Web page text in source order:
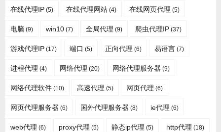
在线代理IP (5) 在线代理网站 (4) 在线网页代理 (5)
电脑 (9) win10 (7) 全局代理 (9) 爬虫代理IP (37)
游戏代理IP (17) 端口 (5) 正向代理 (6) 易语言 (7)
进程代理 (4) 网络代理 (20) 网络代理服务器 (9)
网络代理软件 (10) 高速代理 (5) 网页代理 (6)
网页代理服务器 (6) 国外代理服务器 (8) ie代理 (6)
web代理 (6) proxy代理 (5) 静态ip代理 (5) http代理 (18)